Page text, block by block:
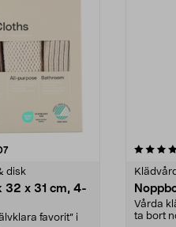
recensioner
disk
32 x 31 cm, 4-
favorit” i
stjärnor
Klädvård
Vårda
ta bort